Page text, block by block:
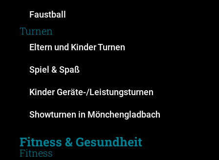
Faustball
Turnen
Eltern und Kinder Turnen
Spiel & Spaß
Kinder Geräte-/Leistungsturnen
Showturnen in Mönchengladbach
Fitness & Gesundheit
Fitness